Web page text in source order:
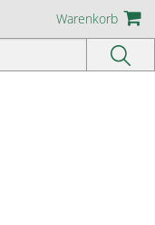
Warenkorb